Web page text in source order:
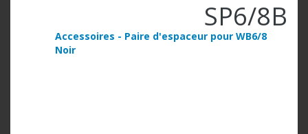
SP6/8B
Accessoires - Paire d'espaceur pour WB6/8
Noir